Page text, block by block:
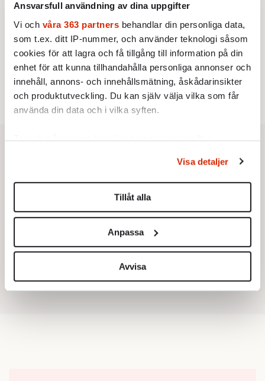
Ansvarsfull användning av dina uppgifter
Vi och våra 363 partners behandlar din personliga data,
som t.ex. ditt IP-nummer, och använder teknologi såsom
cookies för att lagra och få tillgång till information på din
enhet för att kunna tillhandahålla personliga annonser och
innehåll, annons- och innehållsmätning, åskådarinsikter
och produktutveckling. Du kan själv välja vilka som får
använda din data och i vilka syften.
Ta reda på mer om hur dina personliga uppgifter
Du kan ändra eller dra tillbaka ditt samtycke när som
helst från cookie-förklaringen.
Vi använder enhetsidentifierare för att anpassa innehållet
för sociala medier och analysera vår trafik. Vi
vidarebefordrar även sådana identifierare och annan
information från din enhet till de sociala medier och
annons- och analysföretag som vi samarbetar med.
Visa detaljer
Tillåt alla
Anpassa
Avvisa
KRÖNIKA
4. Frans Wachtmeister:
Ja, AC är ett hot mot den
franska civilisationen
UTRIKES
5.Därför liknar Putin både tsaren och Stalin
Av: Bengt Jangfeldt
STICKET
6.Christoffer Jonsson:Inte nu igen, Vänsterpartiet!